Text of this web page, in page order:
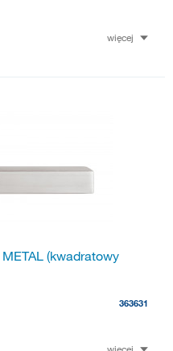
więcej
(kwadratowy
363631
więcej